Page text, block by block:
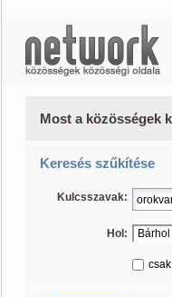
Most a közösségek
Keresés szűkítése
Kulcsszavak:
Hol: